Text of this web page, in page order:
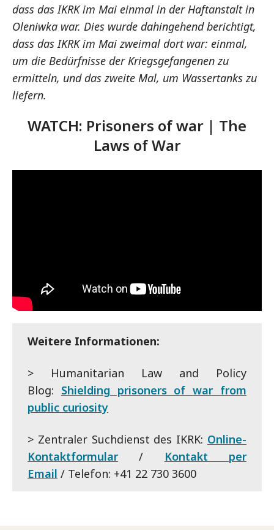
dass das IKRK im Mai einmal in der Haftanstalt in
Oleniwka war. Dies wurde dahingehend berichtigt,
dass das IKRK im Mai zweimal dort war: einmal,
um die Bedürfnisse der Kriegsgefangenen zu
ermitteln, und das zweite Mal, um Wassertanks zu
liefern.
WATCH: Prisoners of war | The
Laws of War
Weitere Informationen:
> Humanitarian Law and Policy
Blog: Shielding prisoners of war from
public curiosity
> Zentraler Suchdienst des IKRK: Online-
Kontaktformular/ Kontakt per
Email / Telefon: +41 22 730 3600